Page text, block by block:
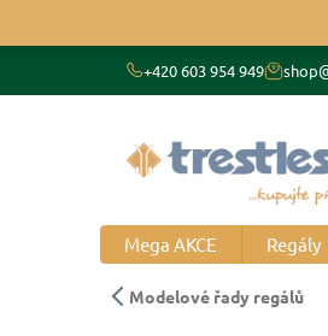
+420 603 954 949
Mega AKCE Regály
Modelové řady regálů